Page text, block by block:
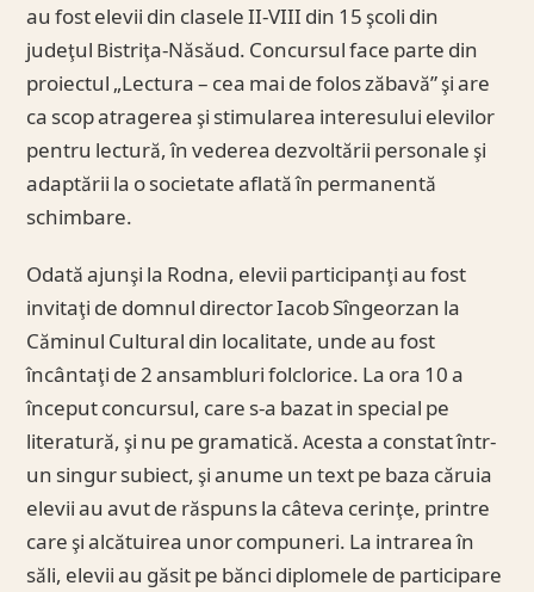
au fost elevii din clasele II-VIII din 15 şcoli din
judeţul Bistriţa-Năsăud. Concursul face parte din
proiectul „Lectura – cea mai de folos zăbavă” şi are
ca scop atragerea şi stimularea interesului elevilor
pentru lectură, în vederea dezvoltării personale şi
adaptării la o societate aflată în permanentă
schimbare.
Odată ajunşi la Rodna, elevii participanţi au fost
invitaţi de domnul director Iacob Sîngeorzan la
Căminul Cultural din localitate, unde au fost
încântaţi de 2 ansambluri folclorice. La ora 10 a
început concursul, care s-a bazat in special pe
literatură, şi nu pe gramatică. Acesta a constat într-
un singur subiect, şi anume un text pe baza căruia
elevii au avut de răspuns la câteva cerinţe, printre
care şi alcătuirea unor compuneri. La intrarea în
săli, elevii au găsit pe bănci diplomele de participare